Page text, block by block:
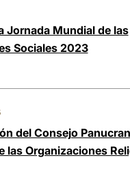
Jornada Mundial de las
Sociales 2023
del Consejo
las Organizaciones